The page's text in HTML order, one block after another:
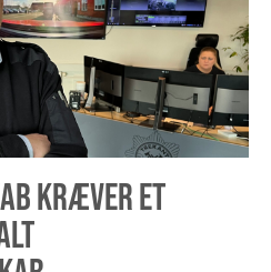
KRÆVER ET